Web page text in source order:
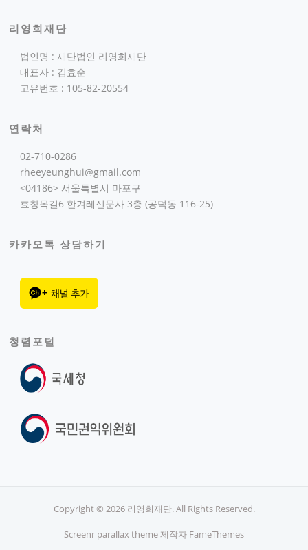
리영희재단
법인명 : 재단법인 리영희재단
대표자 : 김효순
고유번호 : 105-82-20554
연락처
02-710-0286
rheeyeunghui@gmail.com
<04186> 서울특별시 마포구
효창목길6 한겨레신문사 3층 (공덕동 116-25)
카카오톡 상담하기
청렴포털
Copyright © 2026 리영희재단. All Rights Reserved.
Screenr parallax theme제작자 FameThemes